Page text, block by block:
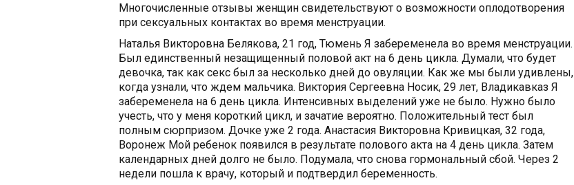
Многочисленные отзывы женщин свидетельствуют о возможности оплодотворения
при сексуальных контактах во время менструации.
Наталья Викторовна Белякова, 21 год, Тюмень Я забеременела во время менструации.
Был единственный незащищенный половой акт на 6 день цикла. Думали, что будет
девочка, так как секс был за несколько дней до овуляции. Как же мы были удивлены,
когда узнали, что ждем мальчика. Виктория Сергеевна Носик, 29 лет, Владикавказ Я
забеременела на 6 день цикла. Интенсивных выделений уже не было. Нужно было
учесть, что у меня короткий цикл, и зачатие вероятно. Положительный тест был
полным сюрпризом. Дочке уже 2 года. Анастасия Викторовна Кривицкая, 32 года,
Воронеж Мой ребенок появился в результате полового акта на 4 день цикла. Затем
календарных дней долго не было. Подумала, что снова гормональный сбой. Через 2
недели пошла к врачу, который и подтвердил беременность.